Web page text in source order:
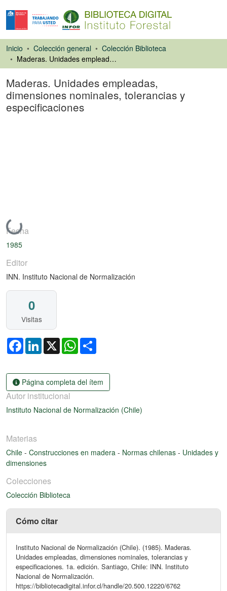
Inicio Colección general
Colección Biblioteca
Maderas. Unidades empleadas, dimensiones nominales, tolerancias y especificaciones
Maderas. Unidades empleadas,
dimensiones nominales, tolerancias y
especificaciones
Cargando...
Fecha
1985
Editor
INN. Instituto Nacional de Normalización
0
Visitas
FacebookLinkedIn
X WhatsApp
Página completa del ítem
Autor institucional
Instituto Nacional de Normalización (Chile)
Materias
Chile - Construcciones en madera - Normas chilenas - Unidades y
dimensiones
Colecciones
Colección Biblioteca
Cómo citar
Instituto Nacional de Normalización (Chile). (1985). Maderas.
Unidades empleadas, dimensiones nominales, tolerancias y
especificaciones. 1a. edición. Santiago, Chile: INN. Instituto
Nacional de Normalización.
https://bibliotecadigital.infor.cl/handle/20.500.12220/6762